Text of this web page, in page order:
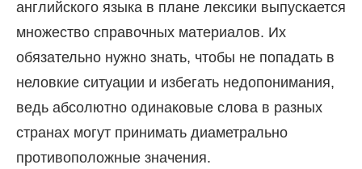
английского языка в плане лексики выпускается
множество справочных материалов. Их
обязательно нужно знать, чтобы не попадать в
неловкие ситуации и избегать недопонимания,
ведь абсолютно одинаковые слова в разных
странах могут принимать диаметрально
противоположные значения.